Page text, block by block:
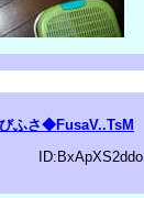
ふさ◆FusaV..TsM
ID:BxApXS2ddo